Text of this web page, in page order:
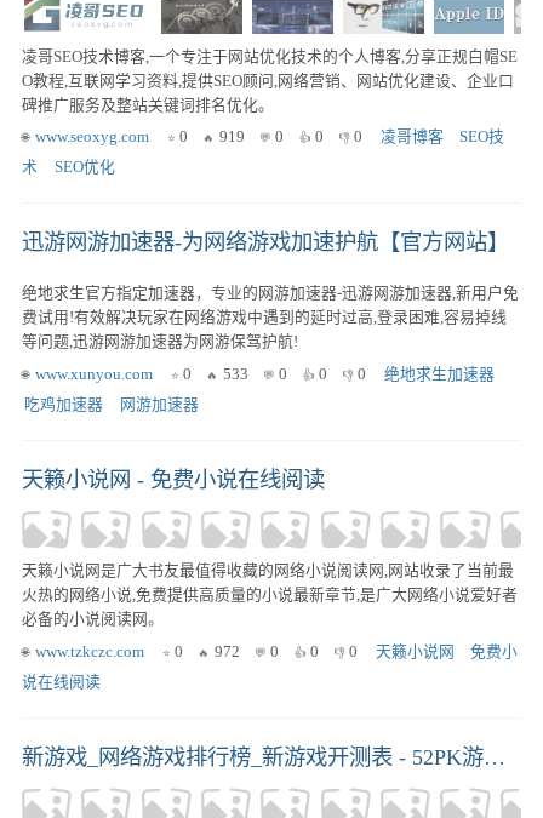
凌哥SEO技术博客,一个专注于网站优化技术的个人博客,分享正规白帽SE
O教程,互联网学习资料,提供SEO顾问,网络营销、网站优化建设、企业口
碑推广服务及整站关键词排名优化。
www.seoxyg.com
0 919 0 0 0 凌哥博客
SEO技
术
SEO优化
迅游网游加速器-为网络游戏加速护航【官方网站】
绝地求生官方指定加速器，专业的网游加速器-迅游网游加速器,新用户免
费试用!有效解决玩家在网络游戏中遇到的延时过高,登录困难,容易掉线
等问题,迅游网游加速器为网游保驾护航!
www.xunyou.com
0 533 0 0 0
绝地求生加速器
吃鸡加速器
网游加速器
天籁小说网 - 免费小说在线阅读
天籁小说网是广大书友最值得收藏的网络小说阅读网,网站收录了当前最
火热的网络小说,免费提供高质量的小说最新章节,是广大网络小说爱好者
必备的小说阅读网。
www.tzkczc.com
0 972 0 0 0 天籁小说网
免费小
说在线阅读
新游戏_网络游戏排行榜_新游戏开测表 - 52PK游戏网